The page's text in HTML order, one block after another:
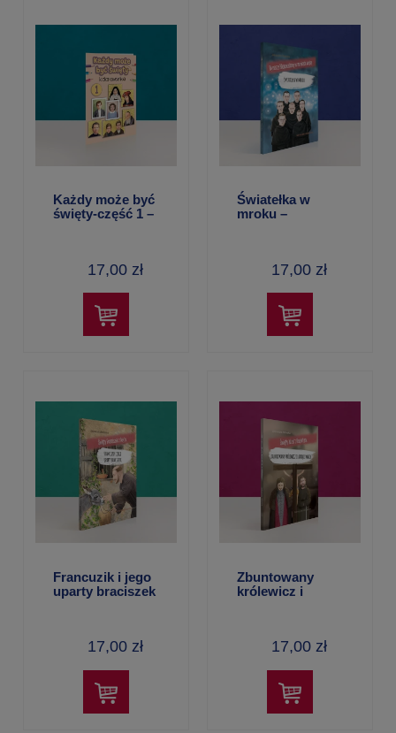
Każdy może być
święty-część 1 –
17,00 zł
Światełka w
mroku –
17,00 zł
Francuzik i jego
uparty braciszek
17,00 zł
Zbuntowany
królewicz i
17,00 zł